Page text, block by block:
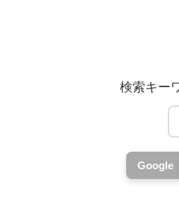
検索キー
Google